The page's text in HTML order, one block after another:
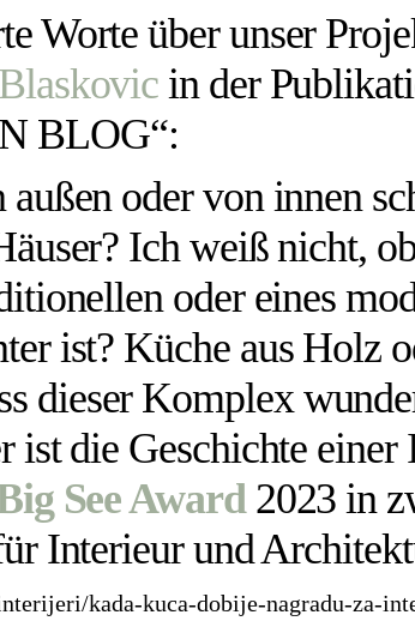
Worte über unser
in der
BLOG“:
oder von innen
Ich weiß nicht,
oder eines
ist? Küche aus Holz
dieser Komplex
ist die Geschichte
See Award2023 in
Interieur und
kada-kuca-dobije-nagradu-za-